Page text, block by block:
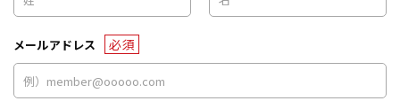
メールアドレス 必須